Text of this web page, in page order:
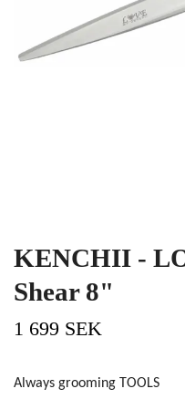
KENCHII -
Shear 8"
1 699 SEK
Always grooming TOOLS